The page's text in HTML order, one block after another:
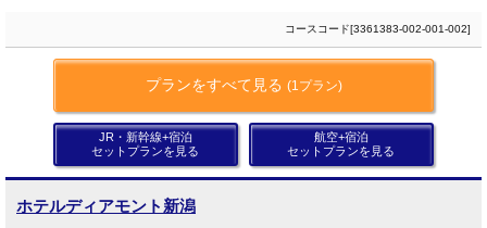
コースコード[3361383-002-001-002]
プランをすべて見る (1プラン)
JR・新幹線+宿泊
セットプランを見る
航空+宿泊
セットプランを見る
ホテルディアモント新潟